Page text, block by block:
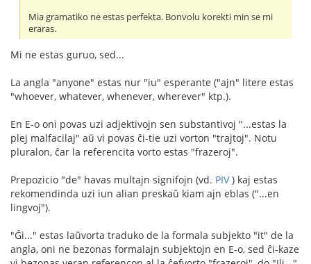
Mia gramatiko ne estas perfekta. Bonvolu korekti min se mi
eraras.
Mi ne estas guruo, sed...
La angla "anyone" estas nur "iu" esperante ("ajn" litere estas
"whoever, whatever, whenever, wherever" ktp.).
En E-o oni povas uzi adjektivojn sen substantivoj "...estas la
plej malfacilaj" aŭ vi povas ĉi-tie uzi vorton "trajtoj". Notu
pluralon, ĉar la referencita vorto estas "frazeroj".
Prepozicio "de" havas multajn signifojn (vd. PIV) kaj estas
rekomendinda uzi iun alian preskaŭ kiam ajn eblas ("...en
lingvoj").
"Ĝi..." estas laŭvorta traduko de la formala subjekto "it" de la
angla, oni ne bezonas formalajn subjektojn en E-o, sed ĉi-kaze